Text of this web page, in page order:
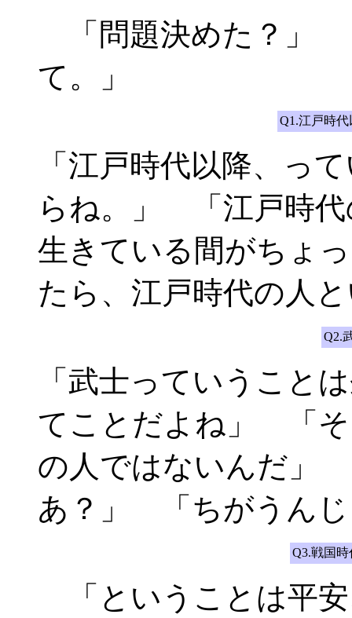
「問題決めた？」
て。」
Q1.江戸時
「江戸時代以降、っ
らね。」 「江戸時代
生きている間がちょ
たら、江戸時代の人
Q2.
「武士っていうこと
てことだよね」 「
の人ではないんだ」
あ？」 「ちがうんじ
Q3.戦国
「ということは平